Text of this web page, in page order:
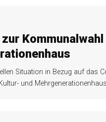
Kommunalwahl
Situation in Bezug auf das
und Mehrgenerationenhaus